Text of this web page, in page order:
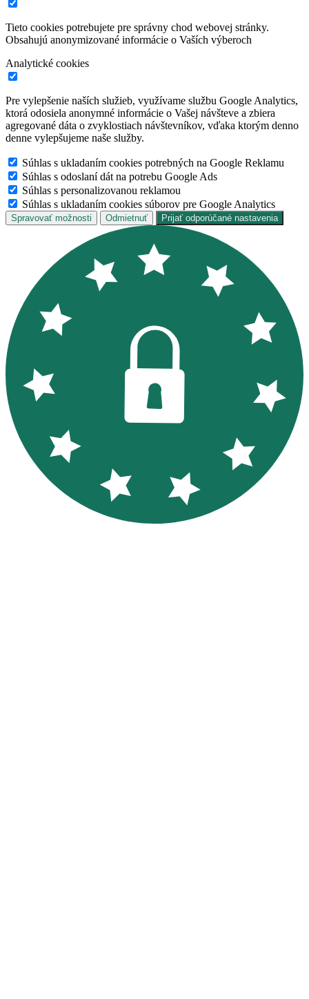
Tieto cookies potrebujete pre správny chod webovej stránky.
Obsahujú anonymizované informácie o Vaších výberoch
Analytické cookies
Pre vylepšenie naších služieb, využívame službu Google Analytics,
ktorá odosiela anonymné informácie o Vašej návšteve a zbiera
agregované dáta o zvyklostiach návštevníkov, vďaka ktorým denno
denne vylepšujeme naše služby.
Súhlas s ukladaním cookies potrebných na Google Reklamu
Súhlas s odoslaní dát na potrebu Google Ads
Súhlas s personalizovanou reklamou
Súhlas s ukladaním cookies súborov pre Google Analytics
Spravovať možnosti Odmietnuť Prijať odporúčané nastavenia